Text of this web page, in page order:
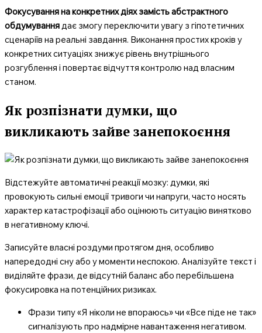
Фокусування на конкретних діях замість абстрактного
обдумуваннядає змогу переключити увагу з гіпотетичних
сценаріїв на реальні завдання. Виконання простих кроків у
конкретних ситуаціях знижує рівень внутрішнього
розгублення і повертає відчуття контролю над власним
станом.
Як розпізнати думки, що
викликають зайве занепокоєння
Відстежуйте автоматичні реакції мозку: думки, які
провокують сильні емоції тривоги чи напруги, часто носять
характер катастрофізації або оцінюють ситуацію винятково
в негативному ключі.
Записуйте власні роздуми протягом дня, особливо
напередодні сну або у моменти неспокою. Аналізуйте текст і
виділяйте фрази, де відсутній баланс або перебільшена
фокусировка на потенційних ризиках.
Фрази типу «Я ніколи не впораюсь» чи «Все піде не так»
сигналізують про надмірне навантаження негативом.